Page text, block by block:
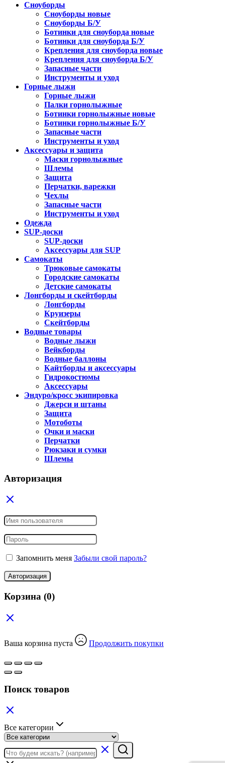
Сноуборды
Сноуборды новые
Сноуборды Б/У
Ботинки для сноуборда новые
Ботинки для сноуборда Б/У
Крепления для сноуборда новые
Крепления для сноуборда Б/У
Запасные части
Инструменты и уход
Горные лыжи
Горные лыжи
Палки горнолыжные
Ботинки горнолыжные новые
Ботинки горнолыжные Б/У
Запасные части
Инструменты и уход
Аксессуары и защита
Маски горнолыжные
Шлемы
Защита
Перчатки, варежки
Чехлы
Запасные части
Инструменты и уход
Одежда
SUP-доски
SUP-доски
Аксессуары для SUP
Самокаты
Трюковые самокаты
Городские самокаты
Детские самокаты
Лонгборды и скейтборды
Лонгборды
Круизеры
Скейтборды
Водные товары
Водные лыжи
Вейкборды
Водные баллоны
Кайтборды и аксессуары
Гидрокостюмы
Аксессуары
Эндуро/кросс экипировка
Джерси и штаны
Защита
Мотоботы
Очки и маски
Перчатки
Рюкзаки и сумки
Шлемы
Авторизация
Запомнить меня Забыли свой пароль?
Авторизация
Корзина (0)
Ваша корзина пуста Продолжить покупки
Поиск товаров
Все категории